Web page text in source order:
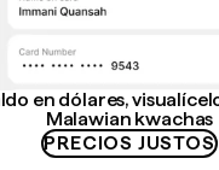
en dólares,
Malawian kwachas
PRECIOS JUSTOS